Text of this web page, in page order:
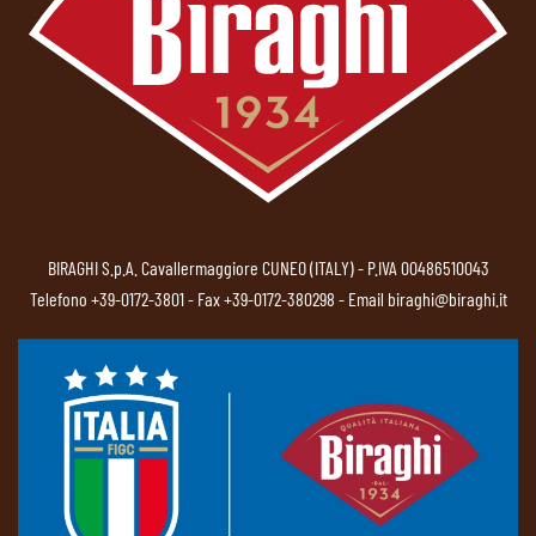
BIRAGHI S.p.A. Cavallermaggiore CUNEO (ITALY) - P.IVA 00486510043
Telefono +39-0172-3801- Fax +39-0172-380298 - Email biraghi@biraghi.it